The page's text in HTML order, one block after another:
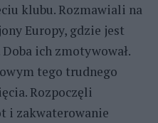
klubu. Rozmawiali na
Europy, gdzie jest
ich zmotywował.
tego trudnego
Rozpoczęli
i zakwaterowanie